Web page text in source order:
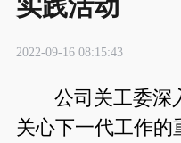
实践活动
2022-09-16 08:15:43
公司关工委深
关心下一代工作的